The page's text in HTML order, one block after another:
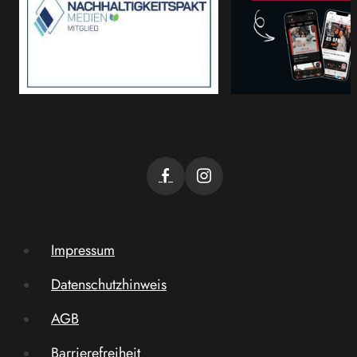
Impressum
Datenschutzhinweis
AGB